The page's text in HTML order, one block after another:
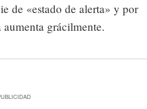
de «estado de alerta» y por
grácilmente.